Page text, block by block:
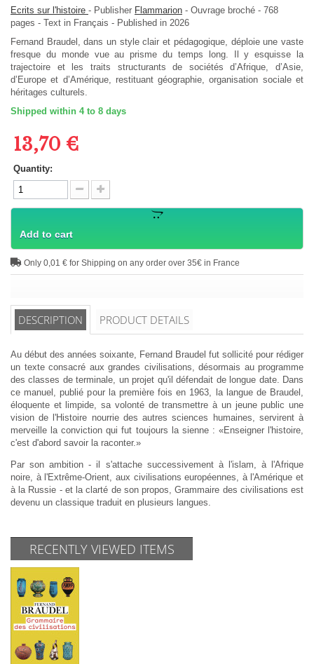
Ecrits sur l'histoire - Publisher Flammarion - Ouvrage broché - 768
pages - Text in Français - Published in 2026
Fernand Braudel, dans un style clair et pédagogique, déploie une vaste
fresque du monde vue au prisme du temps long. Il y esquisse la
trajectoire et les traits structurants de sociétés d’Afrique, d’Asie,
d’Europe et d’Amérique, restituant géographie, organisation sociale et
héritages culturels.
Shipped within 4 to 8 days
13,70 €
Quantity:
Add to cart
Only 0,01 € for Shipping on any order over 35€ in France
DESCRIPTION PRODUCT DETAILS
Au début des années soixante, Fernand Braudel fut sollicité pour rédiger
un texte consacré aux grandes civilisations, désormais au programme
des classes de terminale, un projet qu'il défendait de longue date. Dans
ce manuel, publié pour la première fois en 1963, la langue de Braudel,
éloquente et limpide, sa volonté de transmettre à un jeune public une
vision de l'Histoire nourrie des autres sciences humaines, servirent à
merveille la conviction qui fut toujours la sienne : «Enseigner l'histoire,
c'est d'abord savoir la raconter.»
Par son ambition - il s'attache successivement à l'islam, à l'Afrique
noire, à l'Extrême-Orient, aux civilisations européennes, à l'Amérique et
à la Russie - et la clarté de son propos, Grammaire des civilisations est
devenu un classique traduit en plusieurs langues.
RECENTLY VIEWED ITEMS